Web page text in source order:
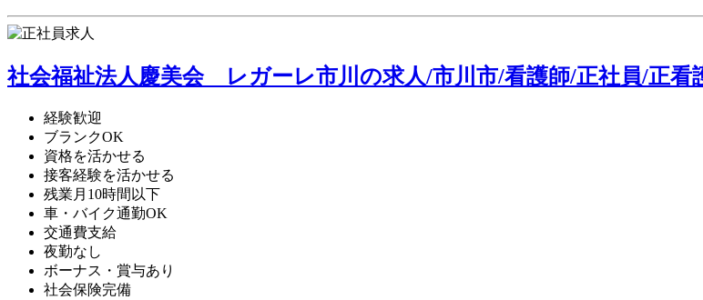
社会福祉法人慶美会 レガーレ市川の求人/市川市/看護師/正社員/正看
経験歓迎
ブランクOK
資格を活かせる
接客経験を活かせる
残業月10時間以下
車・バイク通勤OK
交通費支給
夜勤なし
ボーナス・賞与あり
社会保険完備